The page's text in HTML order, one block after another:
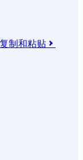
制和粘贴 